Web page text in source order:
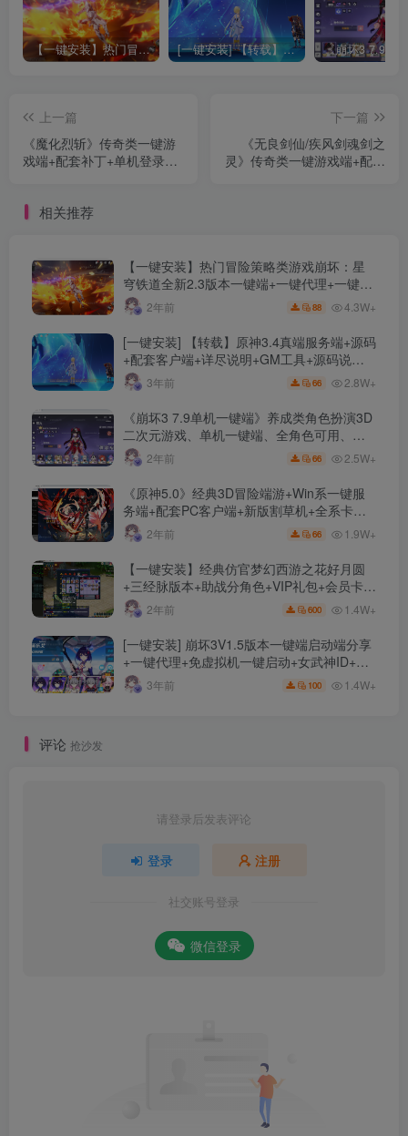
【一键安装】热门冒险策略类游戏崩坏：星穹铁道全新2.3版本一键端+一键代理+一键启动+免虚拟机 [一键安装] 【转载】原神3.4真端服务端+源码+配套客户端+详尽说明+GM工具+源码说明文件
上一篇
《魔化烈斩》传奇类一键游
戏端+配套补丁+单机登录器
下一篇
《无良剑仙/疾风剑魂剑之
灵》传奇类一键游戏端+配套
相关推荐
【一键安装】热门冒险策略类游戏崩坏：星
穹铁道全新2.3版本一键端+一键代理+一键启
动+免虚拟机
2年前 88 4.3W+
[一键安装] 【转载】原神3.4真端服务端+源码
+配套客户端+详尽说明+GM工具+源码说明
文件3年前 66 2.8W+
《崩坏3 7.9单机一键端》养成类角色扮演3D
二次元游戏、单机一键端、全角色可用、无
限资源、附带保姆级安装教程
2年前 66 2.5W+
《原神5.0》经典3D冒险端游+Win系一键服
务端+配套PC客户端+新版割草机+全系卡池
文件2年前 66 1.9W+
【一键安装】经典仿官梦幻西游之花好月圆
+三经脉版本+助战分角色+VIP礼包+会员卡
+剧情活动+视频搭建及其他修改资料
2年前 600 1.4W+
[一键安装] 崩坏3V1.5版本一键端启动端分享
+一键代理+免虚拟机一键启动+女武神ID+详
细指令+极简一键修改
3年前 100 1.4W+
评论 抢沙发
请登录后发表评论
登录 注册
社交账号登录
微信登录